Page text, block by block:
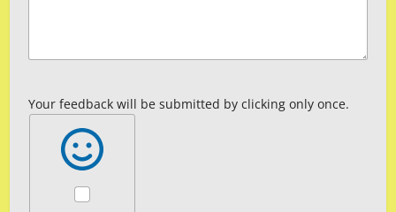
Your feedback will be submitted by clicking only once.